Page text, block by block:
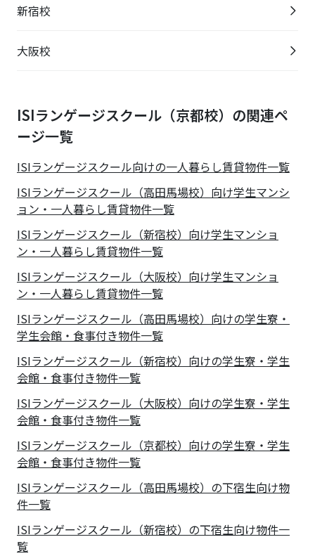
新宿校
大阪校
ISIランゲージスクール（京都校）の関連ペ
ージ一覧
ISIランゲージスクール向けの一人暮らし賃貸物件一覧
ISIランゲージスクール（高田馬場校）向け学生マンシ
ョン・一人暮らし賃貸物件一覧
ISIランゲージスクール（新宿校）向け学生マンショ
ン・一人暮らし賃貸物件一覧
ISIランゲージスクール（大阪校）向け学生マンショ
ン・一人暮らし賃貸物件一覧
ISIランゲージスクール（高田馬場校）向けの学生寮・
学生会館・食事付き物件一覧
ISIランゲージスクール（新宿校）向けの学生寮・学生
会館・食事付き物件一覧
ISIランゲージスクール（大阪校）向けの学生寮・学生
会館・食事付き物件一覧
ISIランゲージスクール（京都校）向けの学生寮・学生
会館・食事付き物件一覧
ISIランゲージスクール（高田馬場校）の下宿生向け物
件一覧
ISIランゲージスクール（新宿校）の下宿生向け物件一
覧